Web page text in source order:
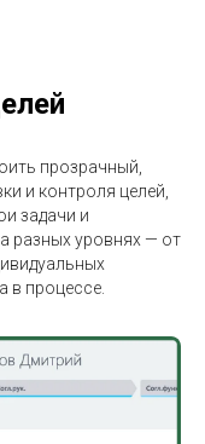
прозрачный,
и контроля целей,
задачи и
разных уровнях — от
в процессе.